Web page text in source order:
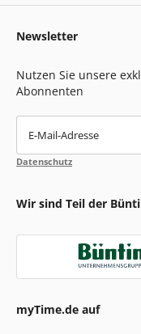
Newsletter
Nutzen Sie unsere
Abonnenten
E-Mail-Adresse
Datenschutz
Wir sind Teil der
myTime.de auf